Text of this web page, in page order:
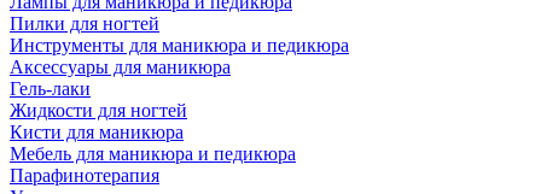
Пилки для ногтей
Инструменты для маникюра и педикюра
Аксессуары для маникюра
Гель-лаки
Жидкости для ногтей
Кисти для маникюра
Мебель для маникюра и педикюра
Парафинотерапия